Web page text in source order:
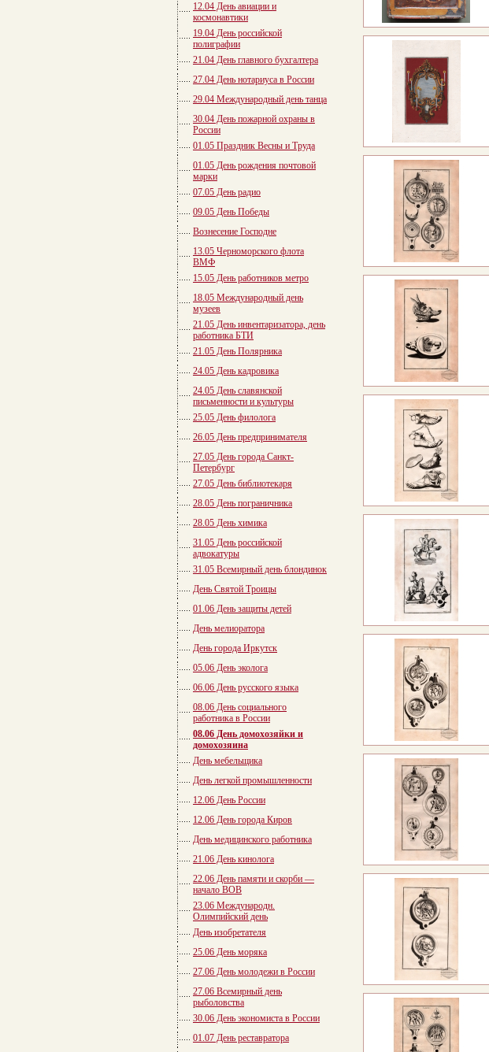
12.04 День авиации и
космонавтики
19.04 День российской
полиграфии
21.04 День главного бухгалтера
27.04 День нотариуса в России
29.04 Международный день танца
30.04 День пожарной охраны в
России
01.05 Праздник Весны и Труда
01.05 День рождения почтовой
марки
07.05 День радио
09.05 День Победы
Вознесение Господне
13.05 Черноморского флота
ВМФ
15.05 День работников метро
18.05 Международный день
музеев
21.05 День инвентаризатора, день
работника БТИ
21.05 День Полярника
24.05 День кадровика
24.05 День славянской
письменности и культуры
25.05 День филолога
26.05 День предпринимателя
27.05 День города Санкт-
Петербург
27.05 День библиотекаря
28.05 День пограничника
28.05 День химика
31.05 День российской
адвокатуры
31.05 Всемирный день блондинок
День Святой Троицы
01.06 День защиты детей
День мелиоратора
День города Иркутск
05.06 День эколога
06.06 День русского языка
08.06 День социального
работника в России
08.06 День домохозяйки и
домохозяина
День мебельщика
День легкой промышленности
12.06 День России
12.06 День города Киров
День медицинского работника
21.06 День кинолога
22.06 День памяти и скорби —
начало ВОВ
23.06 Международн.
Олимпийский день
День изобретателя
25.06 День моряка
27.06 День молодежи в России
27.06 Всемирный день
рыболовства
30.06 День экономиста в России
01.07 День реставратора